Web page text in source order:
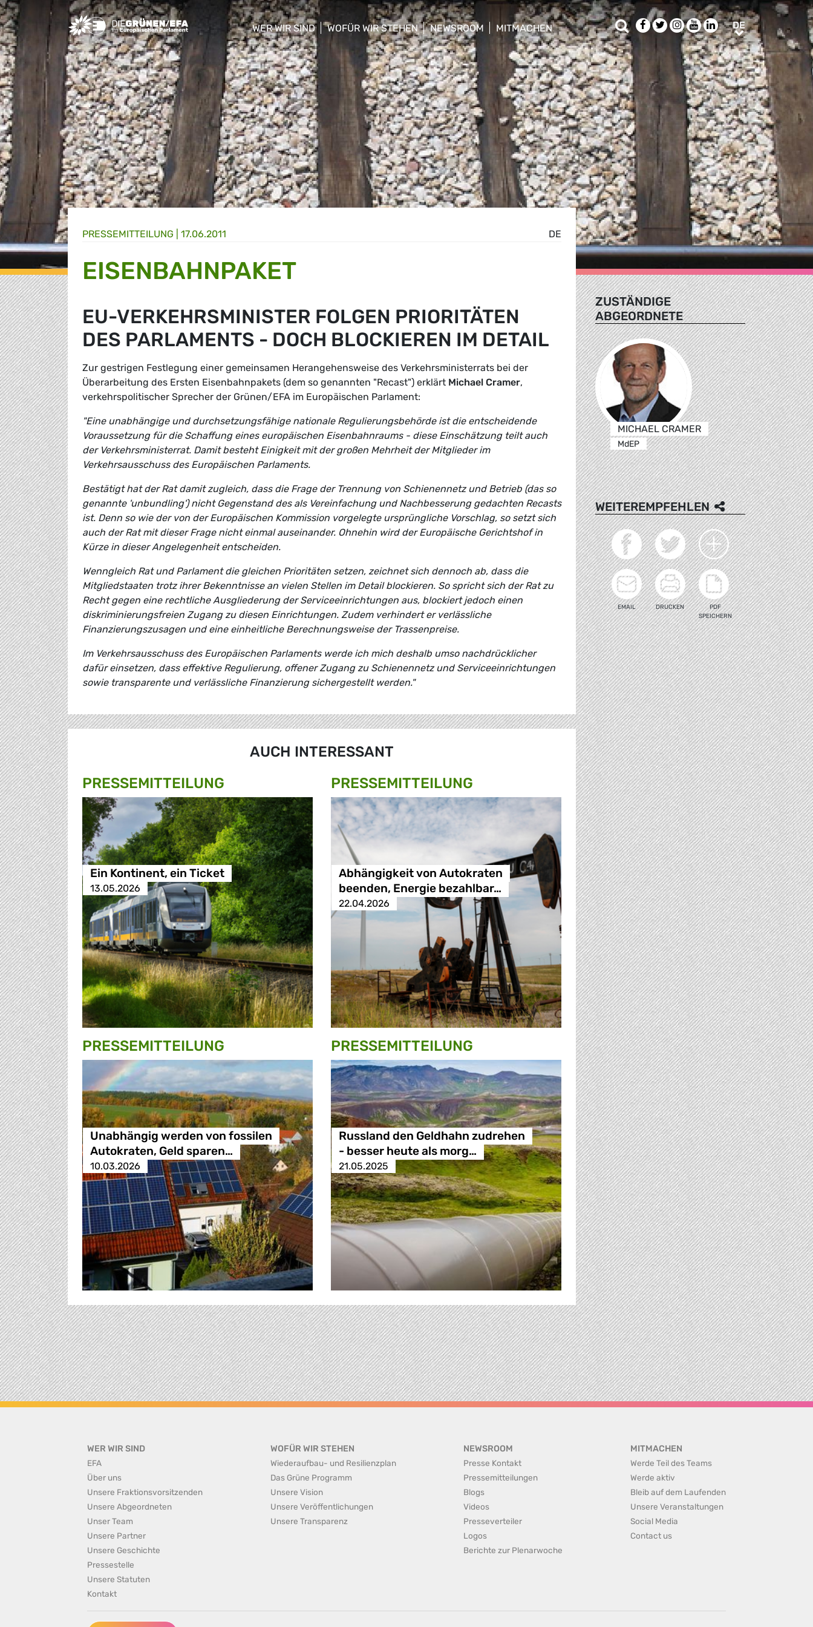
Greens/EFA Home
WER WIR SIND
show/hide sub menu
WOFÜR WIR STEHEN
show/hide sub menu
NEWSROOM
show/hide sub menu
MITMACHEN
show/hide sub menu
SucheFacebook
TwitterInstagram
Youtube
LinkedIn
DEDE
DE
PRESSE­MITTEILUNG 17.06.2011
EISENBAHNPAKET
EU-VERKEHRSMINISTER FOLGEN PRIORITÄTEN
DES PARLAMENTS - DOCH BLOCKIEREN IM DETAIL
Zur gestrigen Festlegung einer gemeinsamen Herangehensweise des Verkehrsministerrats bei der
Überarbeitung des Ersten Eisenbahnpakets (dem so genannten "Recast") erklärt Michael Cramer,
verkehrspolitischer Sprecher der Grünen/EFA im Europäischen Parlament:
"Eine unabhängige und durchsetzungsfähige nationale Regulierungsbehörde ist die entscheidende
Voraussetzung für die Schaffung eines europäischen Eisenbahnraums - diese Einschätzung teilt auch
der Verkehrsministerrat. Damit besteht Einigkeit mit der großen Mehrheit der Mitglieder im
Verkehrsausschuss des Europäischen Parlaments.
Bestätigt hat der Rat damit zugleich, dass die Frage der Trennung von Schienennetz und Betrieb (das so
genannte 'unbundling') nicht Gegenstand des als Vereinfachung und Nachbesserung gedachten Recasts
ist. Denn so wie der von der Europäischen Kommission vorgelegte ursprüngliche Vorschlag, so setzt sich
auch der Rat mit dieser Frage nicht einmal auseinander. Ohnehin wird der Europäische Gerichtshof in
Kürze in dieser Angelegenheit entscheiden.
Wenngleich Rat und Parlament die gleichen Prioritäten setzen, zeichnet sich dennoch ab, dass die
Mitgliedstaaten trotz ihrer Bekenntnisse an vielen Stellen im Detail blockieren. So spricht sich der Rat zu
Recht gegen eine rechtliche Ausgliederung der Serviceeinrichtungen aus, blockiert jedoch einen
diskriminierungsfreien Zugang zu diesen Einrichtungen. Zudem verhindert er verlässliche
Finanzierungszusagen und eine einheitliche Berechnungsweise der Trassenpreise.
Im Verkehrsausschuss des Europäischen Parlaments werde ich mich deshalb umso nachdrücklicher
dafür einsetzen, dass effektive Regulierung, offener Zugang zu Schienennetz und Serviceeinrichtungen
sowie transparente und verlässliche Finanzierung sichergestellt werden."
AUCH INTERESSANT
PRESSE­MITTEILUNG
Ein Kontinent, ein Ticket
13.05.2026
PRESSE­MITTEILUNG
Abhängigkeit von Autokraten
beenden, Energie bezahlbar…
22.04.2026
PRESSE­MITTEILUNG
Unabhängig werden von fossilen
Autokraten, Geld sparen…
10.03.2026
PRESSE­MITTEILUNG
Russland den Geldhahn zudrehen
- besser heute als morg…
21.05.2025
ZUSTÄNDIGE
ABGEORDNETE
MICHAEL CRAMER
MdEP
WEITEREMPFEHLEN
EMAIL DRUCKEN
PDF
SPEICHERN
WER WIR SIND
EFA
Über uns
Unsere Fraktionsvorsitzenden
Unsere Abgeordneten
Unser Team
Unsere Partner
Unsere Geschichte
Pressestelle
Unsere Statuten
Kontakt
WOFÜR WIR STEHEN
Wiederaufbau- und Resilienzplan
Das Grüne Programm
Unsere Vision
Unsere Veröffentlichungen
Unsere Transparenz
NEWSROOM
Presse Kontakt
Pressemitteilungen
Blogs
Videos
Presseverteiler
Logos
Berichte zur Plenarwoche
MITMACHEN
Werde Teil des Teams
Werde aktiv
Bleib auf dem Laufenden
Unsere Veranstaltungen
Social Media
Contact us